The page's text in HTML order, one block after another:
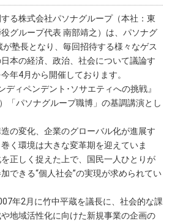
る株式会社パソナグループ（本社：東
グループ代表 南部靖之）は、パソナグ
塾長となり、毎回招待する様々なゲス
本の経済、政治、社会について議論す
年4月から開催しております。
ディペンデント･ソサエティへの挑戦』
「パソナグループ職博」の基調講演とし
の変化、企業のグローバル化が進展す
く環境は大きな変革期を迎えていま
正しく捉えた上で、国民一人ひとりが
できる“個人社会”の実現が求められてい
年2月に竹中平蔵を議長に、社会的な課
地域活性化に向けた新規事業の企画の